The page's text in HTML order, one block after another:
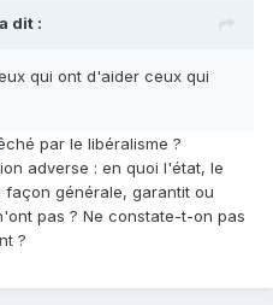
dit :
qui ont d'aider ceux qui
par le libéralisme ?
adverse : en quoi l'état, le
générale, garantit ou
pas ? Ne constate-t-on pas
?